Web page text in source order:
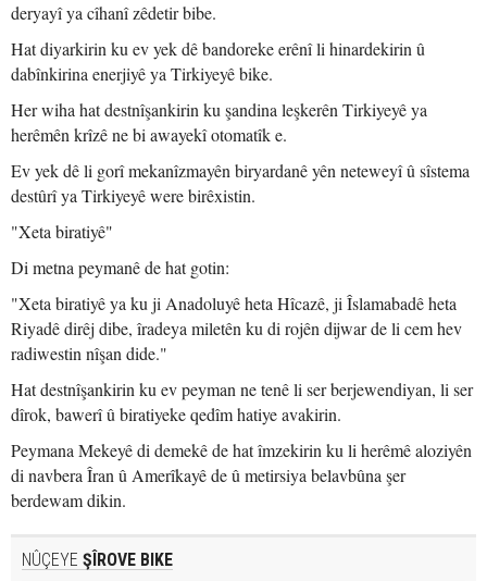
deryayî ya cîhanî zêdetir bibe.
Hat diyarkirin ku ev yek dê bandoreke erênî li hinardekirin û
dabînkirina enerjiyê ya Tirkiyeyê bike.
Her wiha hat destnîşankirin ku şandina leşkerên Tirkiyeyê ya
herêmên krîzê ne bi awayekî otomatîk e.
Ev yek dê li gorî mekanîzmayên biryardanê yên neteweyî û sîstema
destûrî ya Tirkiyeyê were birêxistin.
"Xeta biratiyê"
Di metna peymanê de hat gotin:
"Xeta biratiyê ya ku ji Anadoluyê heta Hîcazê, ji Îslamabadê heta
Riyadê dirêj dibe, îradeya miletên ku di rojên dijwar de li cem hev
radiwestin nîşan dide."
Hat destnîşankirin ku ev peyman ne tenê li ser berjewendiyan, li ser
dîrok, bawerî û biratiyeke qedîm hatiye avakirin.
Peymana Mekeyê di demekê de hat îmzekirin ku li herêmê aloziyên
di navbera Îran û Amerîkayê de û metirsiya belavbûna şer
berdewam dikin.
NÛÇEYE ŞÎROVE BIKE